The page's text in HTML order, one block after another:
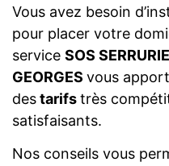
Vous avez besoin
pour placer votre
service SOS
GEORGES vous
destarifstrès
satisfaisants.
Nos conseils vous